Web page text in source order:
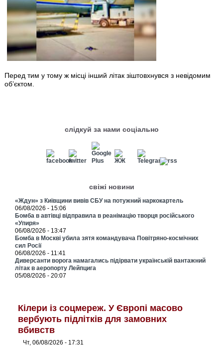
Перед тим у тому ж місці інший літак зіштовхнувся з невідомим
об’єктом.
слідкуй за нами соціально
свіжі новини
«Ждун» з Київщини вивів СБУ на потужний наркокартель
06/08/2026 - 15:06
Бомба в автівці відправила в реанімацію творця російського
«Упиря»
06/08/2026 - 13:47
Бомба в Москві убила зятя командувача Повітряно-космічних
сил Росії
06/08/2026 - 11:41
Диверсанти ворога намагались підірвати українській вантажний
літак в аеропорту Лейпцига
05/08/2026 - 20:07
Кілери із соцмереж. У Європі масово
вербують підлітків для замовних
вбивств
Чт, 06/08/2026 - 17:31